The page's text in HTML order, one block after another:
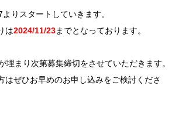
りスタートしていきます。
は2024/11/23までとなっております。
埋まり次第募集締切をさせていただきます。
はぜひお早めのお申し込みをご検討くださ